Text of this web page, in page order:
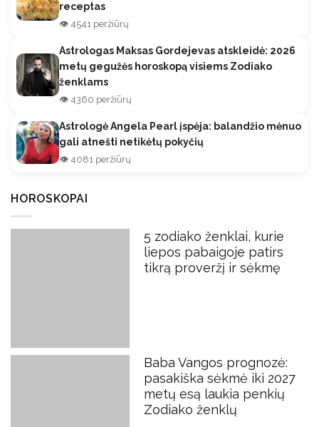
receptas
👁️ 4541 peržiūrų
Astrologas Maksas Gordejevas atskleidė: 2026
metų gegužės horoskopą visiems Zodiako
ženklams
👁️ 4360 peržiūrų
Astrologė Angela Pearl įspėja: balandžio mėnuo
gali atnešti netikėtų pokyčių
👁️ 4081 peržiūrų
HOROSKOPAI
5 zodiako ženklai, kurie
liepos pabaigoje patirs
tikrą proveržį ir sėkmę
Baba Vangos prognozė:
pasakiška sėkmė iki 2027
metų esą laukia penkių
Zodiako ženklų